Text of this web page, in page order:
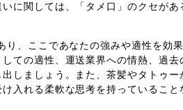
に関しては、「タメ口」のクセが
り、ここであなたの強みや適性を効
ての適性、運送業界への情熱、過
しましょう。また、茶髪やタトゥ
入れる柔軟な思考を持っているこ